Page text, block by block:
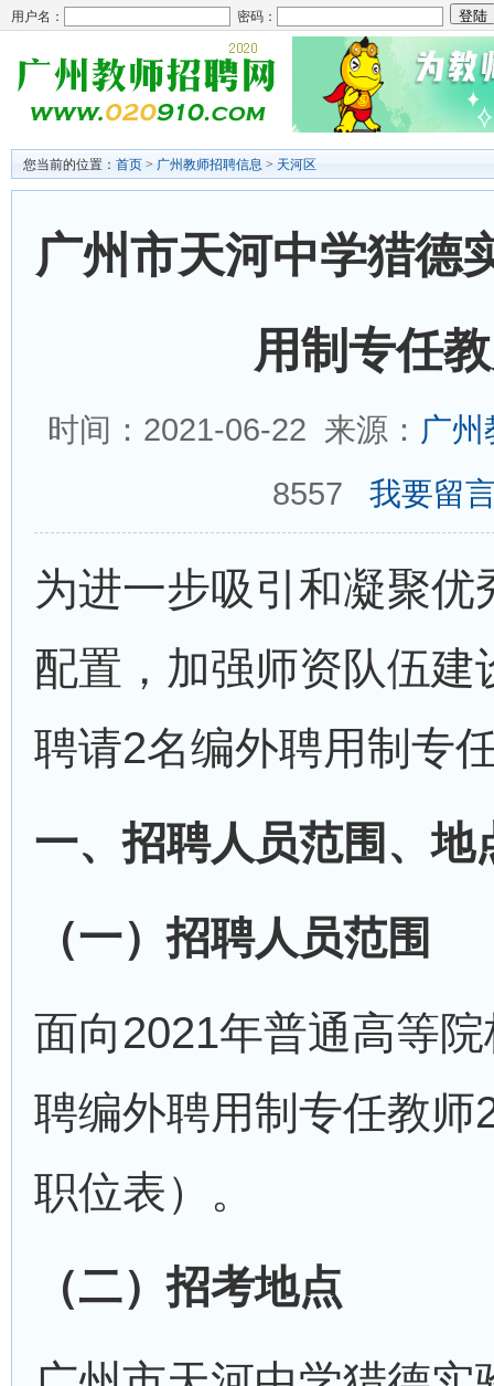
用户名： 密码：
您当前的位置： 首页 > 广州教师招聘信息 > 天河区
广州市天河中学猎德
用制专任
时间：2021-06-22 来源： 广
8557 我要留
为进一步吸引和凝聚
配置，加强师资队伍
聘请2名编外聘用制专
一、招聘人员范围、地
（一）招聘人员范围
面向2021年普通高等
聘编外聘用制专任教
职位表）。
（二）招考地点